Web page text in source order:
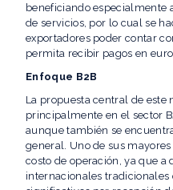
beneficiando especialmente
de servicios, por lo cual se
exportadores poder contar
permita recibir pagos en
Enfoque B2B
La propuesta central de este
principalmente en el sector
aunque también se
general. Uno de sus
costo de operación, ya que
internacionales